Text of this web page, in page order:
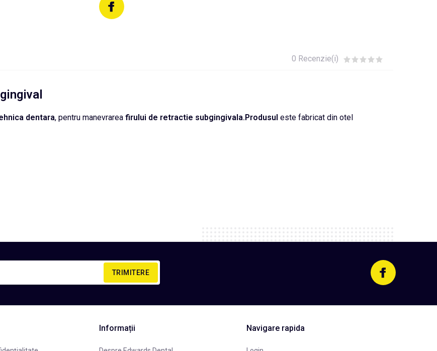
0 Recenzie(i)
dentara, pentru manevrarea firului de retractie subgingivala.Produsul este fabricat din otel
TRIMITERE
Informații Navigare rapida